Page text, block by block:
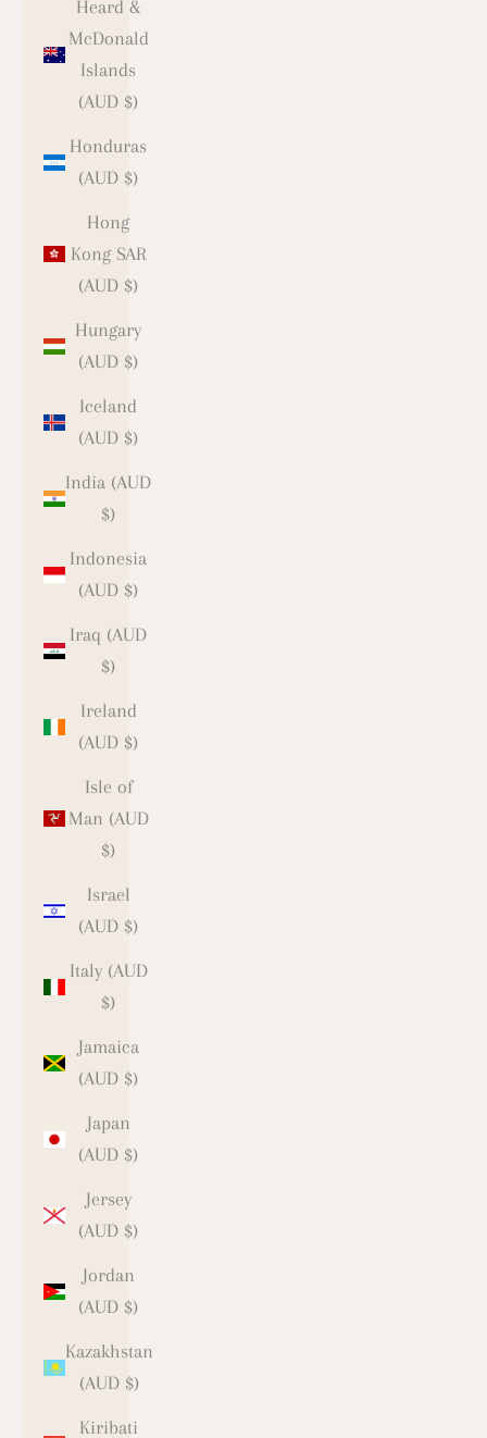
Heard &
McDonald
Islands
(AUD $)
Honduras
(AUD $)
Hong
Kong SAR
(AUD $)
Hungary
(AUD $)
Iceland
(AUD $)
India (AUD
$)
Indonesia
(AUD $)
Iraq (AUD
$)
Ireland
(AUD $)
Isle of
Man (AUD
$)
Israel
(AUD $)
Italy (AUD
$)
Jamaica
(AUD $)
Japan
(AUD $)
Jersey
(AUD $)
Jordan
(AUD $)
Kazakhstan
(AUD $)
Kiribati